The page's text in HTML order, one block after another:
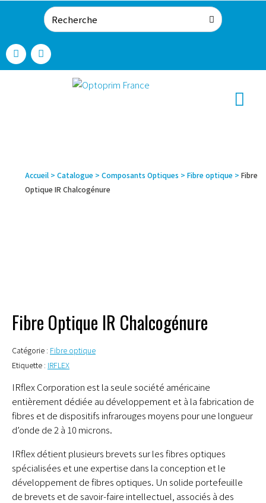
Accueil> Catalogue> Composants Optiques > Fibre optique> Fibre
Optique IR Chalcogénure
Fibre Optique IR Chalcogénure
Catégorie : Fibre optique
Etiquette : IRFLEX
IRflex Corporation est la seule société américaine
entièrement dédiée au développement et à la fabrication de
fibres et de dispositifs infrarouges moyens pour une longueur
d’onde de 2 à 10 microns.
IRflex détient plusieurs brevets sur les fibres optiques
spécialisées et une expertise dans la conception et le
développement de fibres optiques. Un solide portefeuille
de brevets et de savoir-faire intellectuel, associés à des